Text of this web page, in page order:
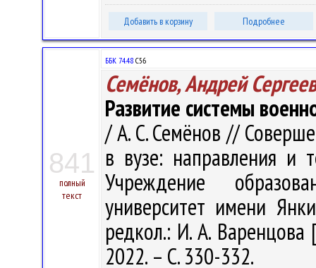
Добавить в корзину Подробнее
841
полный
текст
ББК 74.48 С56
Семёнов, Андрей
Развитие системы
/ А. С. Семёнов //
в вузе: направления и
Учреждение
университет имени
редкол.: И. А.
2022. – С. 330-332.